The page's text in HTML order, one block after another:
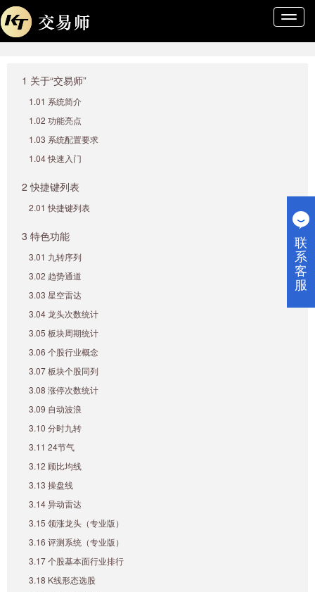
导
1 关于“交易师”
1.01 系统简介
1.02 功能亮点
1.03 系统配置要求
1.04 快速入门
2 快捷键列表
2.01 快捷键列表
3 特色功能
3.01 九转序列
3.02 趋势通道
3.03 星空雷达
3.04 龙头次数统计
3.05 板块周期统计
3.06 个股行业概念
3.07 板块个股同列
3.08 涨停次数统计
3.09 自动波浪
3.10 分时九转
3.11 24节气
3.12 顾比均线
3.13 操盘线
3.14 异动雷达
3.15 领涨龙头（专业版）
3.16 评测系统（专业版）
3.17 个股基本面行业排行
3.18 K线形态选股
联
系
客
服